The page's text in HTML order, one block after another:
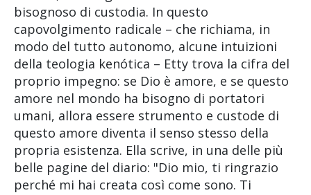
bisognoso di custodia. In questo
capovolgimento radicale – che richiama, in
modo del tutto autonomo, alcune intuizioni
della teologia kenótica – Etty trova la cifra del
proprio impegno: se Dio è amore, e se questo
amore nel mondo ha bisogno di portatori
umani, allora essere strumento e custode di
questo amore diventa il senso stesso della
propria esistenza. Ella scrive, in una delle più
belle pagine del diario: "Dio mio, ti ringrazio
perché mi hai creata così come sono. Ti